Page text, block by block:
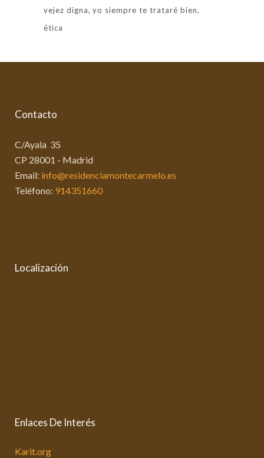
vejez digna yo siempre te trataré bien
ética
Contacto
C/Ayala 35
CP 28001 - Madrid
Email: info@residenciamontecarmelo.es
Teléfono: 914351660
Localización
Enlaces De Interés
Karit.org